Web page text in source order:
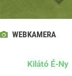
WEBKAMERA
Kilátó É-Ny